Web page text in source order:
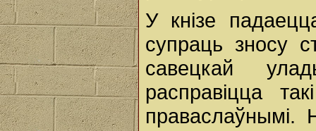
У кнізе
супраць зносу
савецкай
расправіцца
праваслаўнымі.